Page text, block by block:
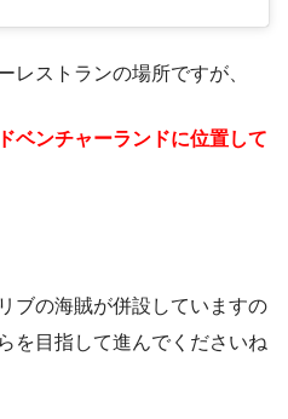
レストランの場所ですが、
ベンチャーランドに位置して
ブの海賊が併設していますの
を目指して進んでくださいね